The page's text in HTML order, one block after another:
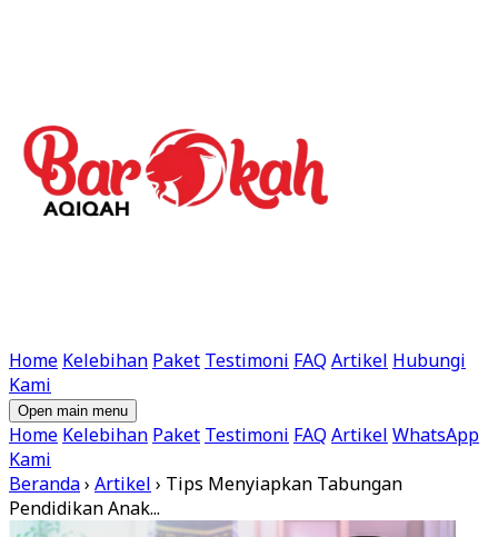
Home Kelebihan Paket Testimoni FAQ Artikel Hubungi
Kami
Open main menu
Home Kelebihan Paket Testimoni FAQ Artikel WhatsApp
Kami
Beranda› Artikel › Tips Menyiapkan Tabungan
Pendidikan Anak...